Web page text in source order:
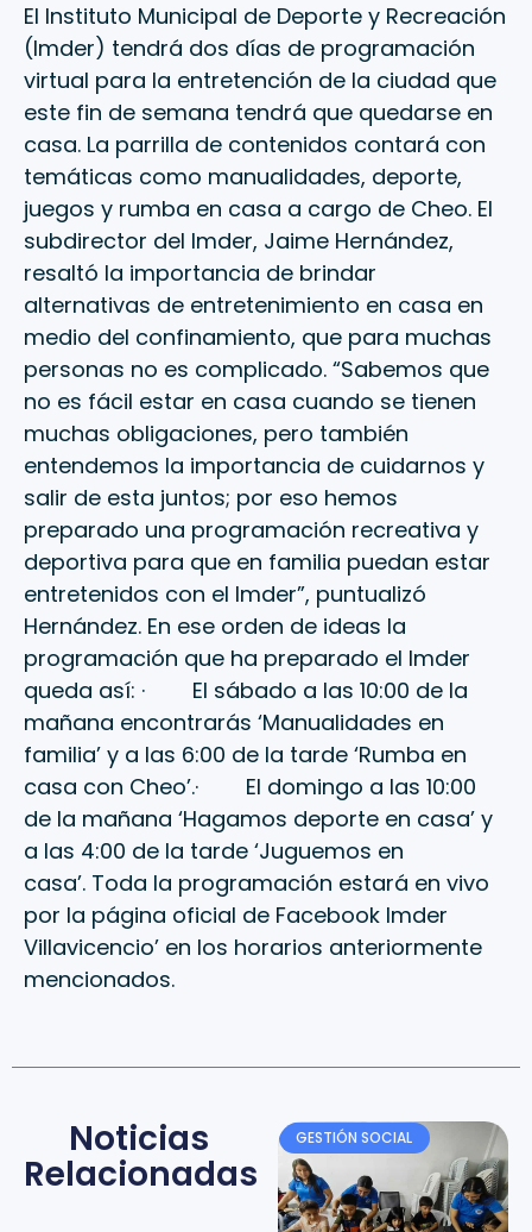
El Instituto Municipal de Deporte y Recreación
(Imder) tendrá dos días de programación
virtual para la entretención de la ciudad que
este fin de semana tendrá que quedarse en
casa. La parrilla de contenidos contará con
temáticas como manualidades, deporte,
juegos y rumba en casa a cargo de Cheo. El
subdirector del Imder, Jaime Hernández,
resaltó la importancia de brindar
alternativas de entretenimiento en casa en
medio del confinamiento, que para muchas
personas no es complicado. “Sabemos que
no es fácil estar en casa cuando se tienen
muchas obligaciones, pero también
entendemos la importancia de cuidarnos y
salir de esta juntos; por eso hemos
preparado una programación recreativa y
deportiva para que en familia puedan estar
entretenidos con el Imder”, puntualizó
Hernández. En ese orden de ideas la
programación que ha preparado el Imder
queda así: · El sábado a las 10:00 de la
mañana encontrarás ‘Manualidades en
familia’ y a las 6:00 de la tarde ‘Rumba en
casa con Cheo’.· El domingo a las 10:00
de la mañana ‘Hagamos deporte en casa’ y
a las 4:00 de la tarde ‘Juguemos en
casa’. Toda la programación estará en vivo
por la página oficial de Facebook Imder
Villavicencio’ en los horarios anteriormente
mencionados.
Noticias
Relacionadas
GESTIÓN SOCIAL